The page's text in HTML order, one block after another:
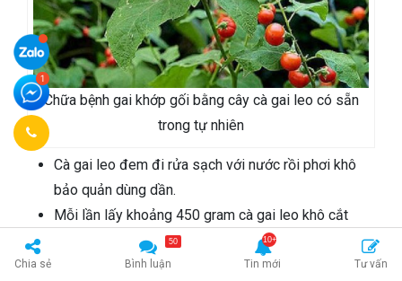
Chữa bệnh gai khớp gối bằng cây cà gai leo có sẵn
trong tự nhiên
Cà gai leo đem đi rửa sạch với nước rồi phơi khô
bảo quản dùng dần.
Mỗi lần lấy khoảng 450 gram cà gai leo khô cắt
thành khúc ngắn rồi cho vào chảo nóng sao đến khi
ngả vàng thì tắt bếp.
Chia sẻ Bình luận
50
Tin mới Tư vấn